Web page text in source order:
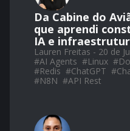
Da Cabine do
que aprendi
IA e
Lauren Freitas - 20 de
#AI Agents #Linux #
#Redis #ChatGPT #
#N8N #API Rest